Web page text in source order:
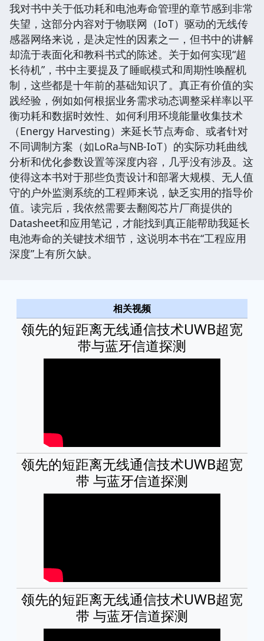
我对书中关于低功耗和电池寿命管理的章节感到非常
失望，这部分内容对于物联网（IoT）驱动的无线传
感器网络来说，是决定性的因素之一，但书中的讲解
却流于表面化和教科书式的陈述。关于如何实现“超
长待机”，书中主要提及了睡眠模式和周期性唤醒机
制，这些都是十年前的基础知识了。真正有价值的实
践经验，例如如何根据业务需求动态调整采样率以平
衡功耗和数据时效性、如何利用环境能量收集技术
（Energy Harvesting）来延长节点寿命、或者针对
不同调制方案（如LoRa与NB-IoT）的实际功耗曲线
分析和优化参数设置等深度内容，几乎没有涉及。这
使得这本书对于那些负责设计和部署大规模、无人值
守的户外监测系统的工程师来说，缺乏实用的指导价
值。读完后，我依然需要去翻阅芯片厂商提供的
Datasheet和应用笔记，才能找到真正能帮助我延长
电池寿命的关键技术细节，这说明本书在“工程应用
深度”上有所欠缺。
相关视频
领先的短距离无线通信技术UWB超宽
带与蓝牙信道探测
领先的短距离无线通信技术UWB超宽
带 与蓝牙信道探测
领先的短距离无线通信技术UWB超宽
带 与蓝牙信道探测